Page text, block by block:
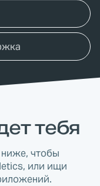
тебя
чтобы
или ищи